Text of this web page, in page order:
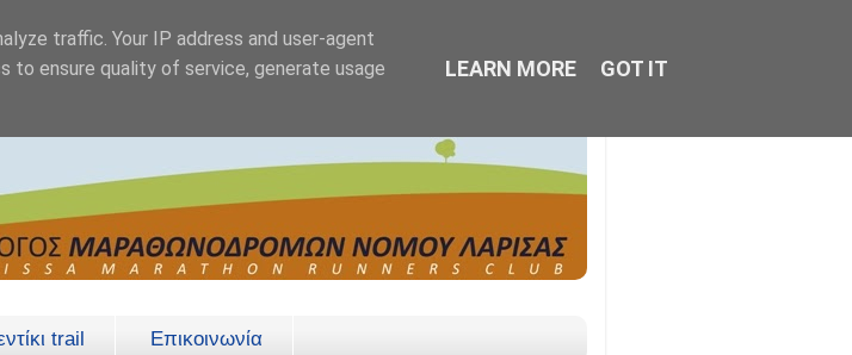
trail Επικοινωνία
traffic. Your IP address and user-agent
to ensure quality of service, generate usage
LEARN MORE GOT IT